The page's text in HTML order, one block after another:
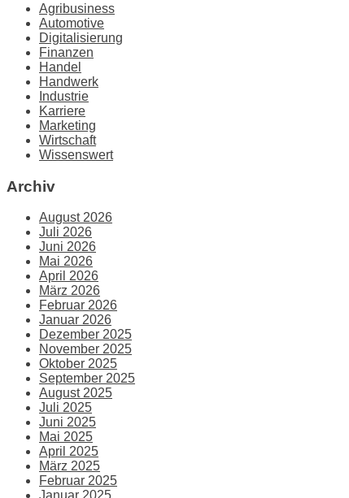
Agribusiness
Automotive
Digitalisierung
Finanzen
Handel
Handwerk
Industrie
Karriere
Marketing
Wirtschaft
Wissenswert
Archiv
August 2026
Juli 2026
Juni 2026
Mai 2026
April 2026
März 2026
Februar 2026
Januar 2026
Dezember 2025
November 2025
Oktober 2025
September 2025
August 2025
Juli 2025
Juni 2025
Mai 2025
April 2025
März 2025
Februar 2025